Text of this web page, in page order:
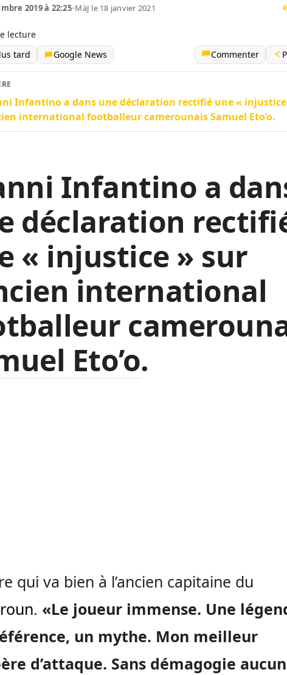
2019 à 22:25•MàJ le 18 janvier 2021
lecture
tard
Google News Commenter
Infantino a dans une déclaration rectifié une «
international footballeur camerounais Samuel Eto’o.
Infantino a
déclaration
« injustice » sur
international
Eto’o.
qui va bien à l’ancien capitaine du
. «Le joueur immense. Une
un mythe. Mon meilleur
d’attaque. Sans démagogie